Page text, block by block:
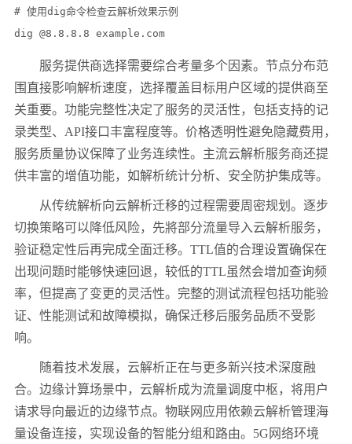
# 使用dig命令检查云解析效果示例
dig @8.8.8.8 example.com
服务提供商选择需要综合考量多个因素。节点分布范
围直接影响解析速度，选择覆盖目标用户区域的提供商至
关重要。功能完整性决定了服务的灵活性，包括支持的记
录类型、 API接口丰富程度等。价格透明性避免隐藏费用，
服务质量协议保障了业务连续性。主流云解析服务商还提
供丰富的增值功能，如解析统计分析、安全防护集成等。
从传统解析向云解析迁移的过程需要周密规划。逐步
切换策略可以降低风险，先將部分流量导入云解析服务，
验证稳定性后再完成全面迁移。 TTL值的合理设置确保在
出现问题时能够快速回退，较低的TTL虽然会增加查询频
率，但提高了变更的灵活性。完整的测试流程包括功能验
证、性能测试和故障模拟，确保迁移后服务品质不受影
响。
随着技术发展，云解析正在与更多新兴技术深度融
合。边缘计算场景中，云解析成为流量调度中枢，将用户
请求导向最近的边缘节点。物联网应用依赖云解析管理海
量设备连接，实现设备的智能分组和路由。 5G 网络环境